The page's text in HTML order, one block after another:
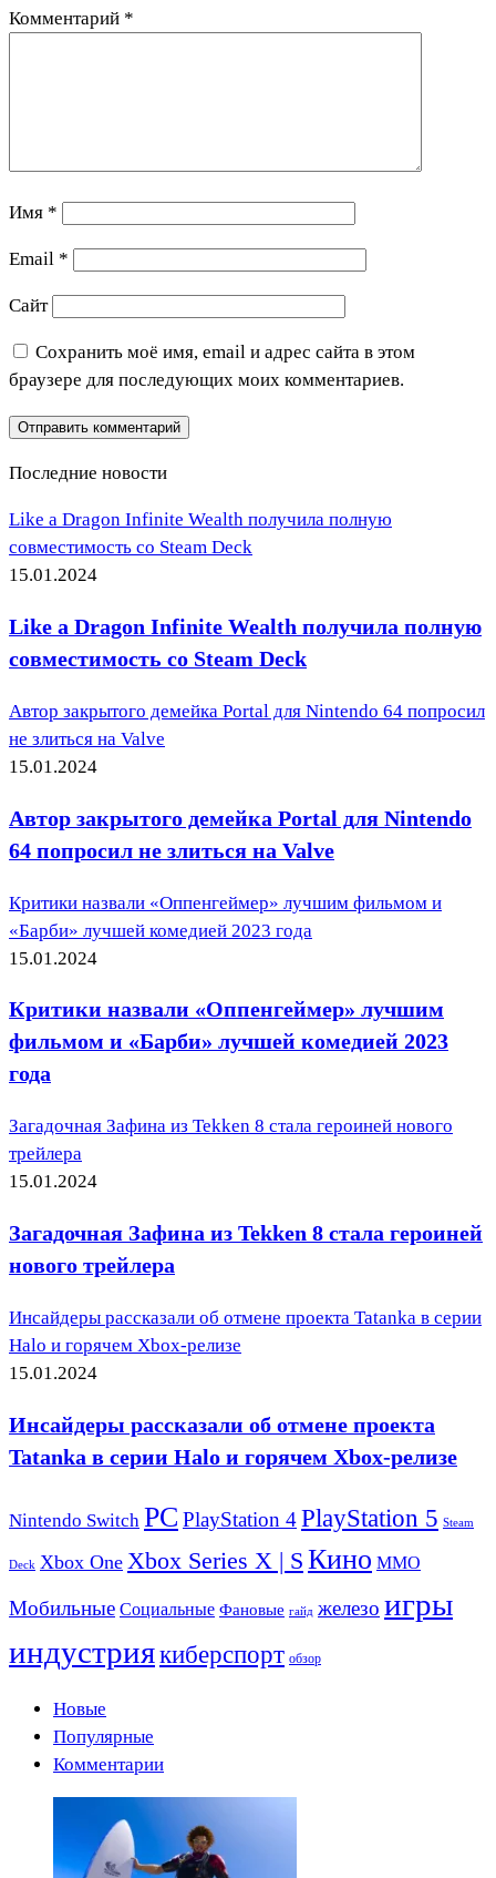
Комментарий *
Имя *
Email *
Сайт
Сохранить моё имя, email и адрес сайта в этом
браузере для последующих моих комментариев.
Последние новости
Like a Dragon Infinite Wealth получила полную
совместимость со Steam Deck
15.01.2024
Like a Dragon Infinite Wealth получила полную
совместимость со Steam Deck
Автор закрытого демейка Portal для Nintendo 64 попросил
не злиться на Valve
15.01.2024
Автор закрытого демейка Portal для Nintendo
64 попросил не злиться на Valve
Критики назвали «Оппенгеймер» лучшим фильмом и
«Барби» лучшей комедией 2023 года
15.01.2024
Критики назвали «Оппенгеймер» лучшим
фильмом и «Барби» лучшей комедией 2023
года
Загадочная Зафина из Tekken 8 стала героиней нового
трейлера
15.01.2024
Загадочная Зафина из Tekken 8 стала героиней
нового трейлера
Инсайдеры рассказали об отмене проекта Tatanka в серии
Halo и горячем Xbox-релизе
15.01.2024
Инсайдеры рассказали об отмене проекта
Tatanka в серии Halo и горячем Xbox-релизе
Nintendo Switch PC PlayStation 4PlayStation 5 Steam
Deck Xbox One Xbox Series X | S Кино ММО
Мобильные Социальные Фановые гайд железо игры
индустриякиберспорт обзор
Новые
Популярные
Комментарии